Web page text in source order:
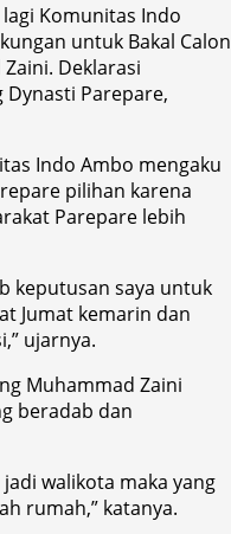
lagi Komunitas Indo
untuk Bakal Calon
Deklarasi
Parepare,
Indo Ambo mengaku
pilihan karena
Parepare lebih
keputusan saya untuk
Jumat kemarin dan
ujarnya.
Muhammad Zaini
beradab dan
walikota maka yang
rumah,” katanya.